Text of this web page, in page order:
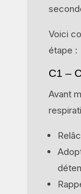
Voici
étape :
C1 –
Avant